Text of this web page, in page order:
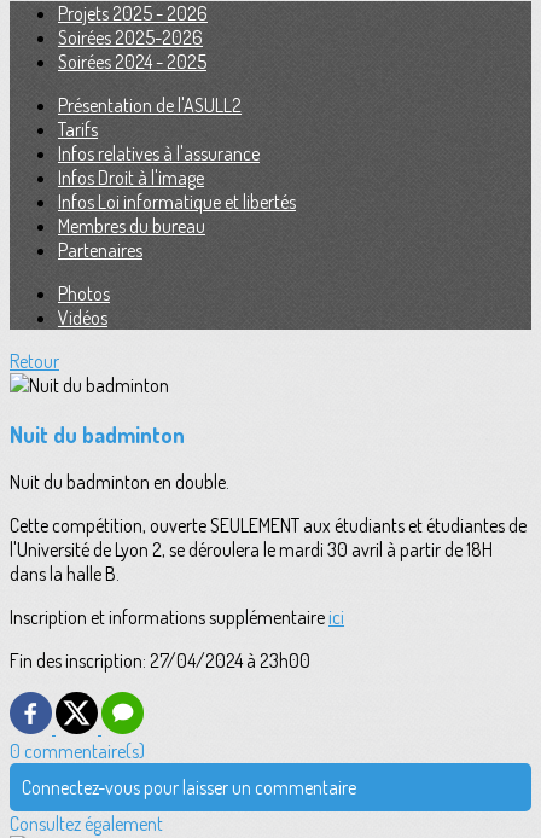
Projets 2025 - 2026
Soirées 2025-2026
Soirées 2024 - 2025
Présentation de l'ASULL2
Tarifs
Infos relatives à l'assurance
Infos Droit à l'image
Infos Loi informatique et libertés
Membres du bureau
Partenaires
Photos
Vidéos
Retour
Nuit du badminton
Nuit du badminton en double.
Cette compétition, ouverte SEULEMENT aux étudiants et étudiantes de
l'Université de Lyon 2, se déroulera le mardi 30 avril à partir de 18H
dans la halle B.
Inscription et informations supplémentaireici
Fin des inscription: 27/04/2024 à 23h00
0 commentaire(s)
Connectez-vous pour laisser un commentaire
Consultez également